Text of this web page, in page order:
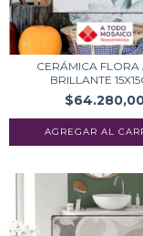
CERÁMICA FLORA
BRILLANTE